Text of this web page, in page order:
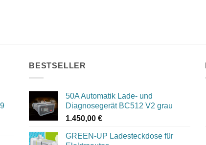
BESTSELLER
50A Automatik Lade- und
Diagnosegerät BC512 V2 grau
1.450,00 €
GREEN-UP Ladesteckdose für